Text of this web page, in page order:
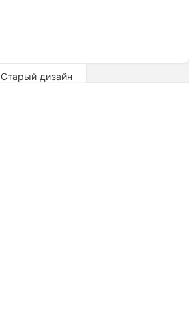
Старый дизайн